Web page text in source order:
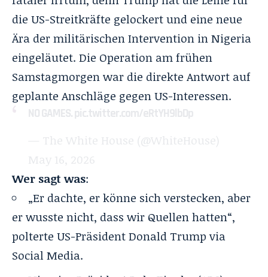
die US-Streitkräfte gelockert und eine neue
Ära der militärischen Intervention in Nigeria
eingeläutet. Die Operation am frühen
Samstagmorgen war die direkte Antwort auf
geplante Anschläge gegen US-Interessen.
NO GAMES.pic.twitter.com/eRtYH9lbDp
— The White House (@WhiteHouse)
May 16, 2026
Wer sagt was:
„Er dachte, er könne sich verstecken, aber
er wusste nicht, dass wir Quellen hatten“,
polterte US-Präsident Donald Trump via
Social Media.